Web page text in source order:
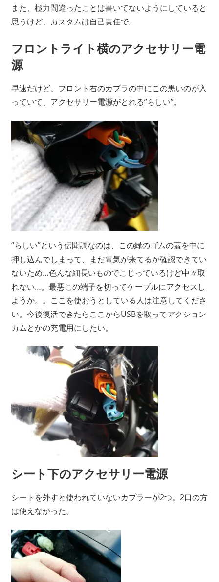
また、極力間違ったことは書いてないようにしていると
思うけど、カスタムは自己責任で。
フロントライト横のアクセサリー電
源
早速だけど、フロント右のカプラの中にこの黒いのが入
っていて、アクセサリー電源がとれる”らしい”。
“らしい”という伝聞調なのは、この緑のゴムの蓋を中に
押し込んでしまって、まだ電気が来てるか確認できてい
ないため…色んな細長いものでこじっているけど中々取
れない…。最悪この端子を切ってケーブルにアクセスし
ようか。。ここを使おうとしている人は注意してくださ
い。今後復活できたらここからUSBを取ってアクション
カムとかの充電用にしたい。
シート下のアクセサリー電源
シートを外すと使われていないカプラーが2つ。2口の方
は使えなかった。